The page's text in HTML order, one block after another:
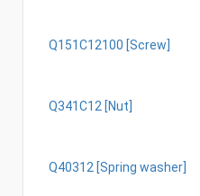
Q151C12100 [Screw]
Q341C12 [Nut]
Q40312 [Spring washer]